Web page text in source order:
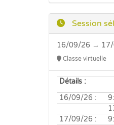
Session
16/09/26 →
Classe virtuelle
Détails :
16/09/26 :
17/09/26 :